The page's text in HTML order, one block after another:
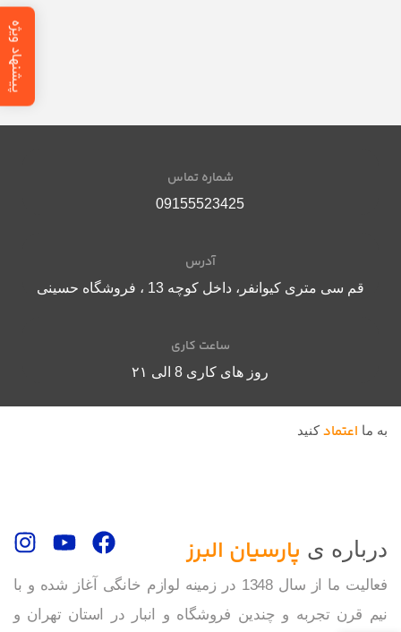
شماره تماس
09155523425
آدرس
قم سی متری کیوانفر، داخل کوچه 13 ، فروشگاه حسینی
ساعت کاری
روز های کاری 8 الی ۲۱
درباره ی پارسیان البرز
فعالیت ما از سال 1348 در زمینه لوازم خانگی آغاز شده و با
نیم قرن تجربه و چندین فروشگاه و انبار در استان تهران و
به ما اعتمادکنید
پیشنهاد ویژه